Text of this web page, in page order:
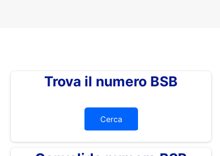
Trova il numero BSB
Cerca